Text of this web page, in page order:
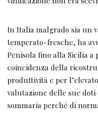
In Italia malgrado sia un
temperato-fresche, ha
Penisola fino alla Sicilia
coincidenza della
produttività e per
valutazione delle sue
sommaria perché di